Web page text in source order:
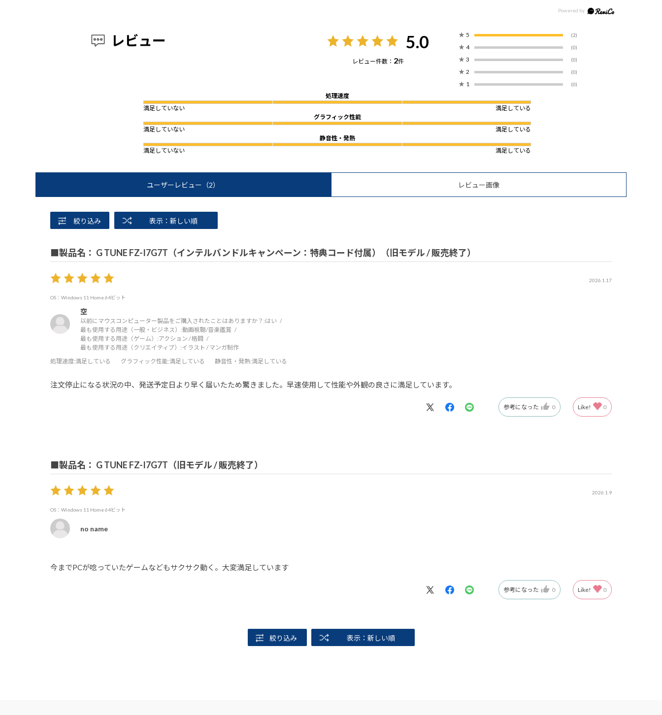
レビュー 5.0
レビュー件数： 2件
★ 5 (2)
★ 4 (0)
★ 3 (0)
★ 2 (0)
★ 1 (0)
処理速度
満足していない
満足している
グラフィック性能
満足していない
満足している
静音性・発熱
満足していない
満足している
ユーザーレビュー （2） レビュー画像
絞り込み 表示：新しい順
■製品名： G TUNE FZ-I7G7T（インテルバンドルキャンペーン：特典コード付属）（旧モデル / 販売終了）
2026.1.17
OS：Windows 11 Home 64ビット
空
以前にマウスコンピューター製品をご購入されたことはありますか？:はい
最も使用する用途（一般・ビジネス）:動画視聴/音楽鑑賞
最も使用する用途（ゲーム）:アクション / 格闘
最も使用する用途（クリエイティブ）:イラスト / マンガ制作
処理速度:満足している グラフィック性能:満足している 静音性・発熱:満足している
注文停止になる状況の中、発送予定日より早く届いたため驚きました。早速使用して性能や外観の良さに満足しています。
参考になった 0 Like! 0
■製品名： G TUNE FZ-I7G7T（旧モデル / 販売終了）
2026.1.9
OS：Windows 11 Home 64ビット
no name
今までPCが唸っていたゲームなどもサクサク動く。大変満足しています
参考になった 0 Like! 0
絞り込み 表示：新しい順